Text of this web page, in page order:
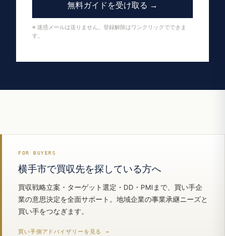
無料ガイドを受け取る →
※ 迷惑メールは送りません。登録解除はワンクリックでできま
す。
FOR BUYERS
横手市で買収先を探している方へ
買収戦略立案・ターゲット選定・DD・PMIまで、買い手企
業の意思決定を全面サポート。地域企業の事業承継ニーズと
買い手をつなぎます。
買い手側アドバイザリーを見る →